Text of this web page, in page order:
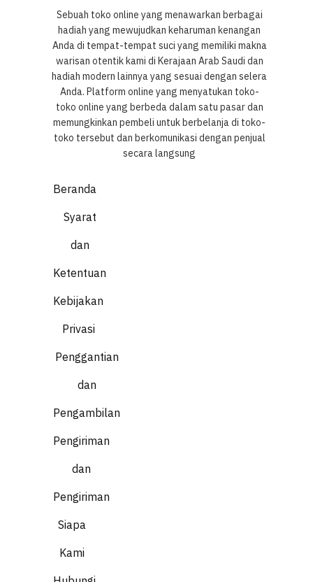
Sebuah toko online yang menawarkan berbagai
hadiah yang mewujudkan keharuman kenangan
Anda di tempat-tempat suci yang memiliki makna
warisan otentik kami di Kerajaan Arab Saudi dan
hadiah modern lainnya yang sesuai dengan selera
Anda. Platform online yang menyatukan toko-
toko online yang berbeda dalam satu pasar dan
memungkinkan pembeli untuk berbelanja di toko-
toko tersebut dan berkomunikasi dengan penjual
secara langsung
Beranda
Syarat
dan
Ketentuan
Kebijakan
Privasi
Penggantian
dan
Pengambilan
Pengiriman
dan
Pengiriman
Siapa
Kami